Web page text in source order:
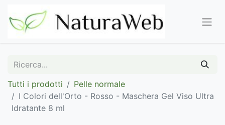
Tutti i prodotti
Pelle normale
I Colori dell'Orto - Rosso - Maschera Gel Viso Ultra
Idratante 8 ml